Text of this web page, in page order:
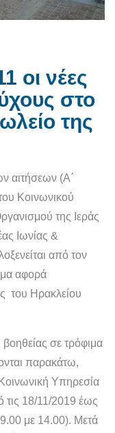
οι νέες
στο
της
αιτήσεων (Α΄
Κοινωνικού
της Ιεράς
Ιωνίας &
από τον
αφορά
του Ηρακλείου
σε τρόφιμα
παρακάτω,
Υπηρεσία
18/11/2019 έως
με 14.00). Μετά